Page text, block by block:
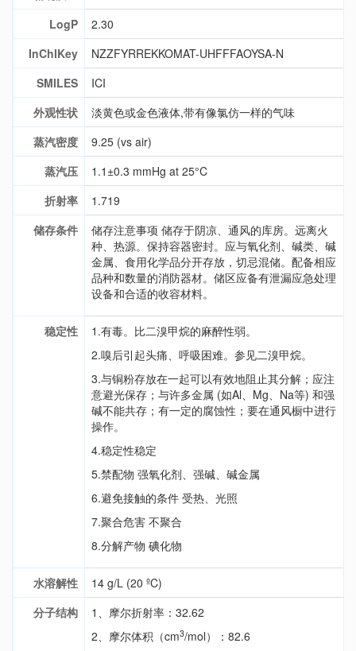
LogP
2.30
InChIKey
NZZFYRREKKOMAT-UHFFFAOYSA-N
SMILES
ICI
外观性状
淡黄色或金色液体,带有像氯仿一样的气味
蒸汽密度
9.25 (vs air)
蒸汽压
1.1±0.3 mmHg at 25°C
折射率
1.719
储存条件
储存注意事项 储存于阴凉、通风的库房。远离火
种、热源。保持容器密封。应与氧化剂、碱类、碱
金属、食用化学品分开存放，切忌混储。配备相应
品种和数量的消防器材。储区应备有泄漏应急处理
设备和合适的收容材料。
稳定性
1.有毒。比二溴甲烷的麻醉性弱。
2.嗅后引起头痛、呼吸困难。参见二溴甲烷。
3.与铜粉存放在一起可以有效地阻止其分解；应注
意避光保存；与许多金属 (如Al、Mg、Na等) 和强
碱不能共存；有一定的腐蚀性；要在通风橱中进行
操作。
4.稳定性稳定
5.禁配物 强氧化剂、强碱、碱金属
6.避免接触的条件 受热、光照
7.聚合危害 不聚合
8.分解产物 碘化物
水溶解性
14 g/L (20 ºC)
分子结构
1、摩尔折射率：32.62
2、摩尔体积（cm3/mol）：82.6